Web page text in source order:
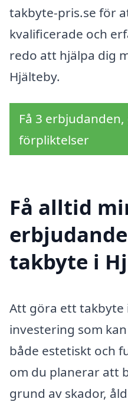
takbyte-pris.se för
kvalificerade och
redo att hjälpa dig
Hjälteby.
Få 3
förpliktelser
Få alltid
takbyte i
Att göra ett takbyte
investering som
både estetiskt och
om du planerar att
grund av skador,